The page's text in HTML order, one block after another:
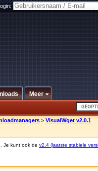
Meer
> VisualWget v2.0.1
Je kunt ook de v2.4 (laatste stabiele